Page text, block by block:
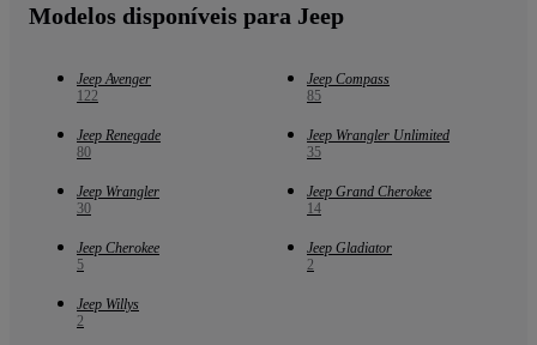
Modelos disponíveis para Jeep
Jeep Avenger
122
Jeep Compass
85
Jeep Renegade
80
Jeep Wrangler Unlimited
35
Jeep Wrangler
30
Jeep Grand Cherokee
14
Jeep Cherokee
5
Jeep Gladiator
2
Jeep Willys
2